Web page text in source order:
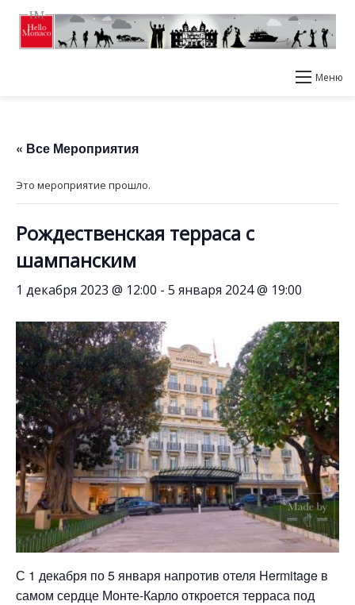
Меню
« Все Мероприятия
Это мероприятие прошло.
Рождественская терраса с
шампанским
1 декабря 2023 @ 12:00 - 5 января 2024 @ 19:00
С 1 декабря по 5 января напротив отеля Hermitage в
самом сердце Монте-Карло откроется терраса под